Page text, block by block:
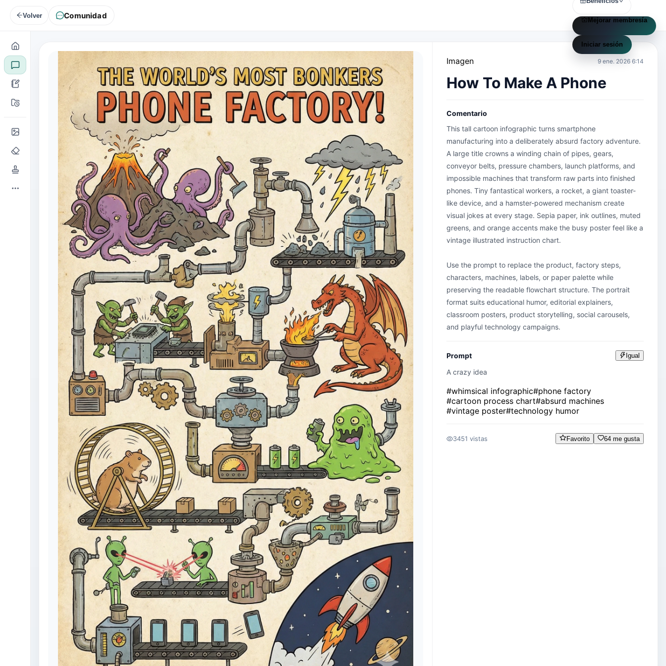
Volver Comunidad Mejorar membresía
Iniciar sesión
Imagen 9 ene. 2026 6:14
How To Make A Phone
Comentario
This tall cartoon infographic turns smartphone
manufacturing into a deliberately absurd factory adventure.
A large title crowns a winding chain of pipes, gears,
conveyor belts, pressure chambers, launch platforms, and
impossible machines that transform raw parts into finished
phones. Tiny fantastical workers, a rocket, a giant toaster-
like device, and a hamster-powered mechanism create
visual jokes at every stage. Sepia paper, ink outlines, muted
greens, and orange accents make the busy poster feel like a
vintage illustrated instruction chart.
Use the prompt to replace the product, factory steps,
characters, machines, labels, or paper palette while
preserving the readable flowchart structure. The portrait
format suits educational humor, editorial explainers,
classroom posters, product storytelling, social carousels,
and playful technology campaigns.
Prompt Igual
A crazy idea
#whimsical infographic#phone factory
#cartoon process chart#absurd machines
#vintage poster#technology humor
3451 vistas Favorito 64 me gusta